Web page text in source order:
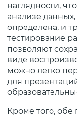
наглядности,
анализе
определена, и
тестирование
позволяют
виде
можно легко
для
Кроме того,